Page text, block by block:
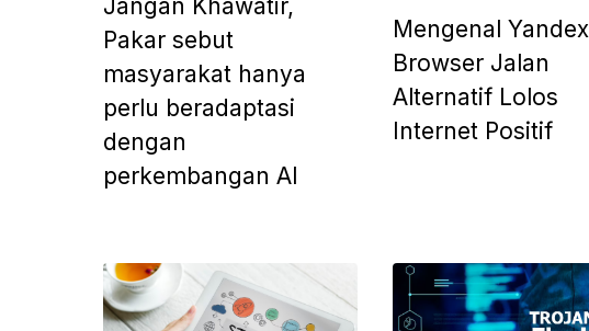
Jangan Khawatir,
Pakar sebut
masyarakat hanya
perlu beradaptasi
dengan
perkembangan AI
Mengenal Yandex
Browser Jalan
Alternatif Lolos
Internet Positif